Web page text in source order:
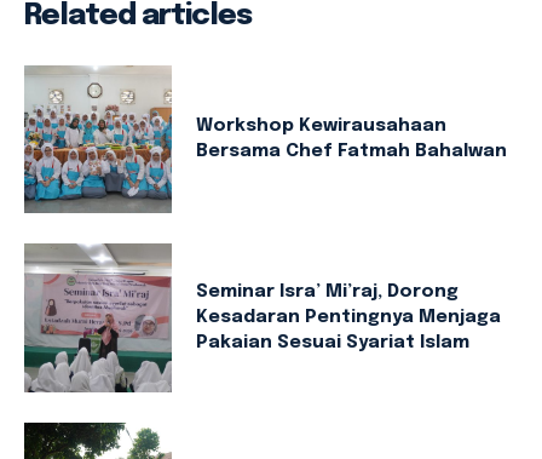
Related articles
Workshop Kewirausahaan
Bersama Chef Fatmah Bahalwan
Seminar Isra’ Mi’raj, Dorong
Kesadaran Pentingnya Menjaga
Pakaian Sesuai Syariat Islam